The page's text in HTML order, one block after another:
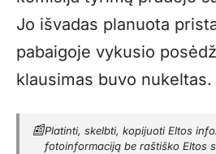
Jo išvadas planuota
pabaigoje vykusio
klausimas buvo nukeltas.
📰Platinti, skelbti, kopijuoti Eltos
fotoinformaciją be raštiško Eltos